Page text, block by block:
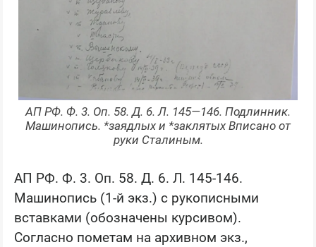
АП РФ. Ф. 3. Оп. 58. Д. 6. Л. 145—146. Подлинник.
Машинопись. *заядлых и *заклятых Вписано от
руки Сталиным.
АП РФ. Ф. 3. Оп. 58. Д. 6. Л. 145-146.
Машинопись (1-й экз.) с рукописными
вставками (обозначены курсивом).
Согласно пометам на архивном экз.,